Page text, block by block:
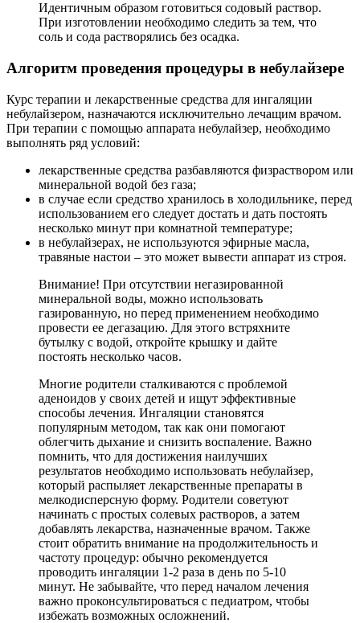
Идентичным образом готовиться содовый раствор.
При изготовлении необходимо следить за тем, что
соль и сода растворялись без осадка.
Алгоритм проведения процедуры в небулайзере
Курс терапии и лекарственные средства для ингаляции
небулайзером, назначаются исключительно лечащим врачом.
При терапии с помощью аппарата небулайзер, необходимо
выполнять ряд условий:
лекарственные средства разбавляются физраствором или
минеральной водой без газа;
в случае если средство хранилось в холодильнике, перед
использованием его следует достать и дать постоять
несколько минут при комнатной температуре;
в небулайзерах, не используются эфирные масла,
травяные настои – это может вывести аппарат из строя.
Внимание! При отсутствии негазированной
минеральной воды, можно использовать
газированную, но перед применением необходимо
провести ее дегазацию. Для этого встряхните
бутылку с водой, откройте крышку и дайте
постоять несколько часов.
Многие родители сталкиваются с проблемой
аденоидов у своих детей и ищут эффективные
способы лечения. Ингаляции становятся
популярным методом, так как они помогают
облегчить дыхание и снизить воспаление. Важно
помнить, что для достижения наилучших
результатов необходимо использовать небулайзер,
который распыляет лекарственные препараты в
мелкодисперсную форму. Родители советуют
начинать с простых солевых растворов, а затем
добавлять лекарства, назначенные врачом. Также
стоит обратить внимание на продолжительность и
частоту процедур: обычно рекомендуется
проводить ингаляции 1-2 раза в день по 5-10
минут. Не забывайте, что перед началом лечения
важно проконсультироваться с педиатром, чтобы
избежать возможных осложнений.